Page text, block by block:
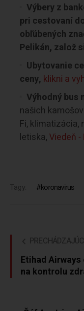
Výbery z
pri cestovaní
obľúbených
Pelikán, založ
Ubytovanie
ceny, klikni a
Výhodný bus
našich
Fi, klimatizácia,
letiska,Viedeň
Tagy: koronavirus
Etihad
na kontrolu